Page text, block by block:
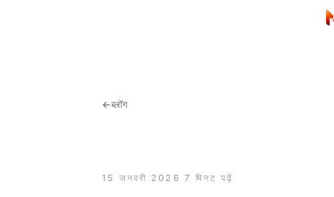
←ब्लॉग
15 जनवरी 2026 ·7 मिनट पढ़ें